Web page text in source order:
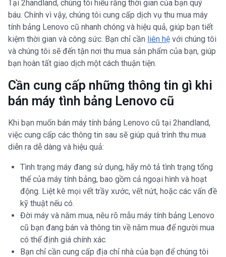
Tại 2handland, chúng tôi hiểu rằng thời gian của bạn quý
báu. Chính vì vậy, chúng tôi cung cấp dịch vụ thu mua máy
tính bảng Lenovo cũ nhanh chóng và hiệu quả, giúp bạn tiết
kiệm thời gian và công sức. Bạn chỉ cần liên hệ với chúng tôi
và chúng tôi sẽ đến tận nơi thu mua sản phẩm của bạn, giúp
bạn hoàn tất giao dịch một cách thuận tiện.
Cần cung cấp những thông tin gì khi
bán máy tình bảng Lenovo cũ
Khi bạn muốn bán máy tính bảng Lenovo cũ tại 2handland,
việc cung cấp các thông tin sau sẽ giúp quá trình thu mua
diễn ra dễ dàng và hiệu quả:
Tình trạng máy đang sử dụng, hãy mô tả tình trạng tổng
thể của máy tính bảng, bao gồm cả ngoại hình và hoạt
động. Liệt kê mọi vết trầy xước, vết nứt, hoặc các vấn đề
kỹ thuật nếu có.
Đời máy và năm mua, nêu rõ mẫu máy tính bảng Lenovo
cũ bạn đang bán và thông tin về năm mua để người mua
có thể định giá chính xác.
Bạn chỉ cần cung cấp địa chỉ nhà của bạn để chúng tôi